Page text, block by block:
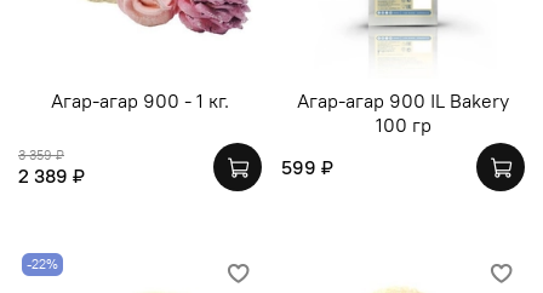
Агар-агар 900 - 1 кг.
3 359 ₽
2 389 ₽
Агар-агар 900 IL Bakery
100 гр
599 ₽
-22%